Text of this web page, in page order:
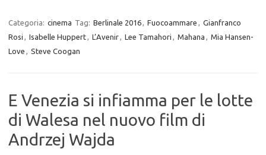
Categoria: cinema Tag: Berlinale 2016, Fuocoammare , Gianfranco
Rosi , Isabelle Huppert, L’Avenir, Lee Tamahori , Mahana , Mia Hansen-
Love , Steve Coogan
E Venezia si infiamma per le lotte
di Walesa nel nuovo film di
Andrzej Wajda